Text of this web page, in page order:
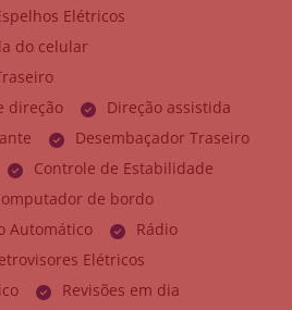
Elétricos
do celular
direção
Direção assistida
Desembaçador Traseiro
Controle de Estabilidade
de bordo
Automático
Rádio
Elétricos
Revisões em dia